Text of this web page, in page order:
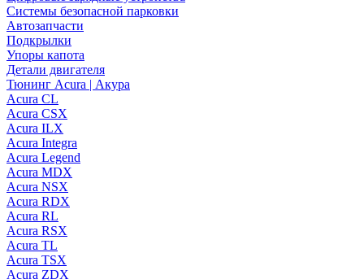
Системы безопасной парковки
Автозапчасти
Подкрылки
Упоры капота
Детали двигателя
Тюнинг Acura | Акура
Acura CL
Acura CSX
Acura ILX
Acura Integra
Acura Legend
Acura MDX
Acura NSX
Acura RDX
Acura RL
Acura RSX
Acura TL
Acura TSX
Acura ZDX